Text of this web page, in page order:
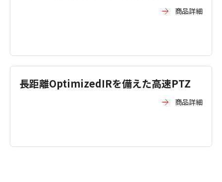
商品詳細
長距離OptimizedIRを備えた高速PTZ
商品詳細